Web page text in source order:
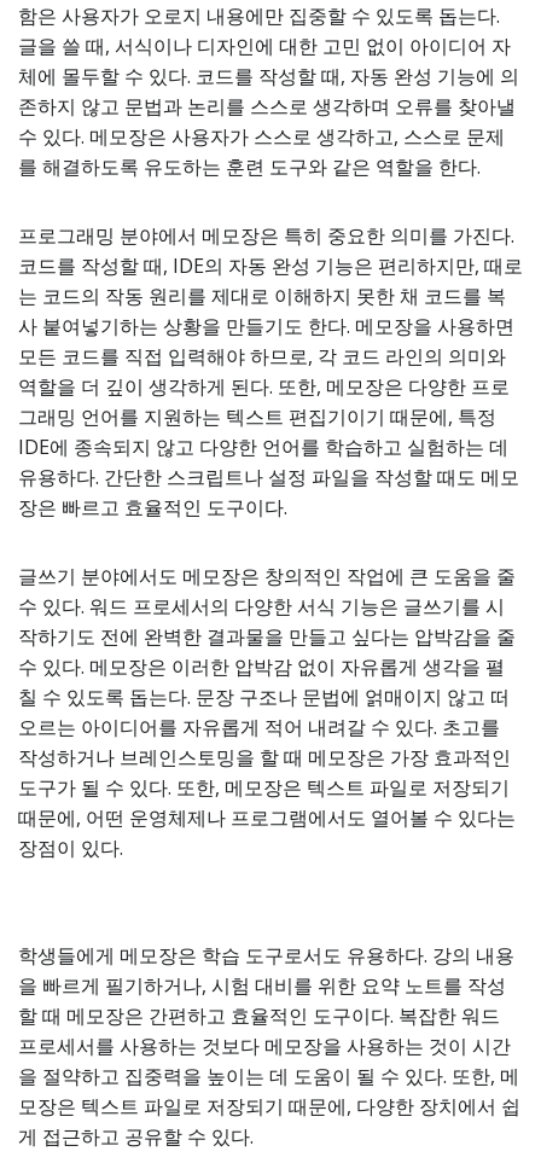
함은 사용자가 오로지 내용에만 집중할 수 있도록 돕는다.
글을 쓸 때, 서식이나 디자인에 대한 고민 없이 아이디어 자
체에 몰두할 수 있다. 코드를 작성할 때, 자동 완성 기능에 의
존하지 않고 문법과 논리를 스스로 생각하며 오류를 찾아낼
수 있다. 메모장은 사용자가 스스로 생각하고, 스스로 문제
를 해결하도록 유도하는 훈련 도구와 같은 역할을 한다.
프로그래밍 분야에서 메모장은 특히 중요한 의미를 가진다.
코드를 작성할 때, IDE의 자동 완성 기능은 편리하지만, 때로
는 코드의 작동 원리를 제대로 이해하지 못한 채 코드를 복
사 붙여넣기하는 상황을 만들기도 한다. 메모장을 사용하면
모든 코드를 직접 입력해야 하므로, 각 코드 라인의 의미와
역할을 더 깊이 생각하게 된다. 또한, 메모장은 다양한 프로
그래밍 언어를 지원하는 텍스트 편집기이기 때문에, 특정
IDE에 종속되지 않고 다양한 언어를 학습하고 실험하는 데
유용하다. 간단한 스크립트나 설정 파일을 작성할 때도 메모
장은 빠르고 효율적인 도구이다.
글쓰기 분야에서도 메모장은 창의적인 작업에 큰 도움을 줄
수 있다. 워드 프로세서의 다양한 서식 기능은 글쓰기를 시
작하기도 전에 완벽한 결과물을 만들고 싶다는 압박감을 줄
수 있다. 메모장은 이러한 압박감 없이 자유롭게 생각을 펼
칠 수 있도록 돕는다. 문장 구조나 문법에 얽매이지 않고 떠
오르는 아이디어를 자유롭게 적어 내려갈 수 있다. 초고를
작성하거나 브레인스토밍을 할 때 메모장은 가장 효과적인
도구가 될 수 있다. 또한, 메모장은 텍스트 파일로 저장되기
때문에, 어떤 운영체제나 프로그램에서도 열어볼 수 있다는
장점이 있다.
학생들에게 메모장은 학습 도구로서도 유용하다. 강의 내용
을 빠르게 필기하거나, 시험 대비를 위한 요약 노트를 작성
할 때 메모장은 간편하고 효율적인 도구이다. 복잡한 워드
프로세서를 사용하는 것보다 메모장을 사용하는 것이 시간
을 절약하고 집중력을 높이는 데 도움이 될 수 있다. 또한, 메
모장은 텍스트 파일로 저장되기 때문에, 다양한 장치에서 쉽
게 접근하고 공유할 수 있다.